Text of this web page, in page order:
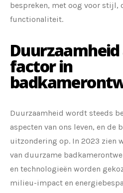
bespreken, met oog voor stijl,
functionaliteit.
factor in
Duurzaamheid wordt steeds
aspecten van ons leven, en de
uitzondering op. In 2023 zien
van duurzame
en technologieën worden
milieu-impact en